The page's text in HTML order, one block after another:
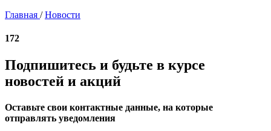
Главная / Новости
172
Подпишитесь и будьте в курсе
новостей и акций
Оставьте свои контактные данные, на которые
отправлять уведомления